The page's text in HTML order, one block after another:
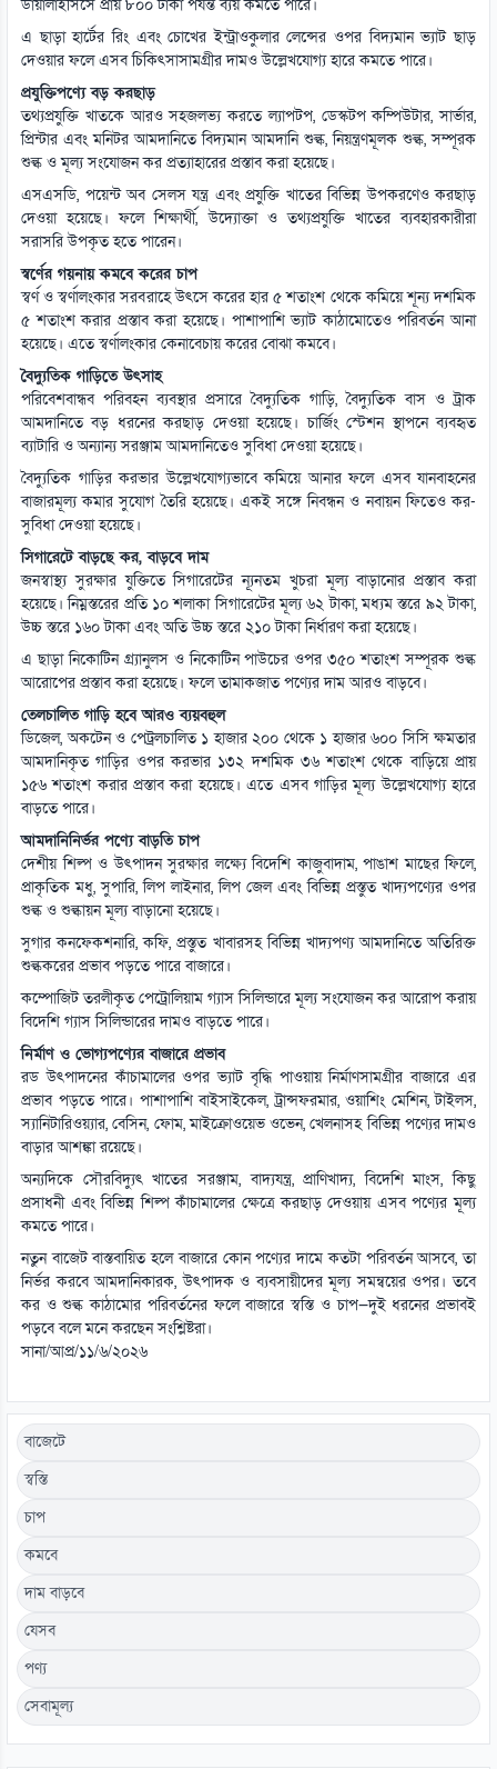
ডায়ালাইসিসে প্রায় ৮০০ টাকা পর্যন্ত ব্যয় কমতে পারে।
এ ছাড়া হার্টের রিং এবং চোখের ইন্ট্রাওকুলার লেন্সের ওপর বিদ্যমান ভ্যাট ছাড়
দেওয়ার ফলে এসব চিকিৎসাসামগ্রীর দামও উল্লেখযোগ্য হারে কমতে পারে।
প্রযুক্তিপণ্যে বড় করছাড়
তথ্যপ্রযুক্তি খাতকে আরও সহজলভ্য করতে ল্যাপটপ, ডেস্কটপ কম্পিউটার, সার্ভার,
প্রিন্টার এবং মনিটর আমদানিতে বিদ্যমান আমদানি শুল্ক, নিয়ন্ত্রণমূলক শুল্ক, সম্পূরক
শুল্ক ও মূল্য সংযোজন কর প্রত্যাহারের প্রস্তাব করা হয়েছে।
এসএসডি, পয়েন্ট অব সেলস যন্ত্র এবং প্রযুক্তি খাতের বিভিন্ন উপকরণেও করছাড়
দেওয়া হয়েছে। ফলে শিক্ষার্থী, উদ্যোক্তা ও তথ্যপ্রযুক্তি খাতের ব্যবহারকারীরা
সরাসরি উপকৃত হতে পারেন।
স্বর্ণের গয়নায় কমবে করের চাপ
স্বর্ণ ও স্বর্ণালংকার সরবরাহে উৎসে করের হার ৫ শতাংশ থেকে কমিয়ে শূন্য দশমিক
৫ শতাংশ করার প্রস্তাব করা হয়েছে। পাশাপাশি ভ্যাট কাঠামোতেও পরিবর্তন আনা
হয়েছে। এতে স্বর্ণালংকার কেনাবেচায় করের বোঝা কমবে।
বৈদ্যুতিক গাড়িতে উৎসাহ
পরিবেশবান্ধব পরিবহন ব্যবস্থার প্রসারে বৈদ্যুতিক গাড়ি, বৈদ্যুতিক বাস ও ট্রাক
আমদানিতে বড় ধরনের করছাড় দেওয়া হয়েছে। চার্জিং স্টেশন স্থাপনে ব্যবহৃত
ব্যাটারি ও অন্যান্য সরঞ্জাম আমদানিতেও সুবিধা দেওয়া হয়েছে।
বৈদ্যুতিক গাড়ির করভার উল্লেখযোগ্যভাবে কমিয়ে আনার ফলে এসব যানবাহনের
বাজারমূল্য কমার সুযোগ তৈরি হয়েছে। একই সঙ্গে নিবন্ধন ও নবায়ন ফিতেও কর-
সুবিধা দেওয়া হয়েছে।
সিগারেটে বাড়ছে কর, বাড়বে দাম
জনস্বাস্থ্য সুরক্ষার যুক্তিতে সিগারেটের ন্যূনতম খুচরা মূল্য বাড়ানোর প্রস্তাব করা
হয়েছে। নিম্নস্তরের প্রতি ১০ শলাকা সিগারেটের মূল্য ৬২ টাকা, মধ্যম স্তরে ৯২ টাকা,
উচ্চ স্তরে ১৬০ টাকা এবং অতি উচ্চ স্তরে ২১০ টাকা নির্ধারণ করা হয়েছে।
এ ছাড়া নিকোটিন গ্র্যানুলস ও নিকোটিন পাউচের ওপর ৩৫০ শতাংশ সম্পূরক শুল্ক
আরোপের প্রস্তাব করা হয়েছে। ফলে তামাকজাত পণ্যের দাম আরও বাড়বে।
তেলচালিত গাড়ি হবে আরও ব্যয়বহুল
ডিজেল, অকটেন ও পেট্রলচালিত ১ হাজার ২০০ থেকে ১ হাজার ৬০০ সিসি ক্ষমতার
আমদানিকৃত গাড়ির ওপর করভার ১৩২ দশমিক ৩৬ শতাংশ থেকে বাড়িয়ে প্রায়
১৫৬ শতাংশ করার প্রস্তাব করা হয়েছে। এতে এসব গাড়ির মূল্য উল্লেখযোগ্য হারে
বাড়তে পারে।
আমদানিনির্ভর পণ্যে বাড়তি চাপ
দেশীয় শিল্প ও উৎপাদন সুরক্ষার লক্ষ্যে বিদেশি কাজুবাদাম, পাঙাশ মাছের ফিলে,
প্রাকৃতিক মধু, সুপারি, লিপ লাইনার, লিপ জেল এবং বিভিন্ন প্রস্তুত খাদ্যপণ্যের ওপর
শুল্ক ও শুল্কায়ন মূল্য বাড়ানো হয়েছে।
সুগার কনফেকশনারি, কফি, প্রস্তুত খাবারসহ বিভিন্ন খাদ্যপণ্য আমদানিতে অতিরিক্ত
শুল্ককরের প্রভাব পড়তে পারে বাজারে।
কম্পোজিট তরলীকৃত পেট্রোলিয়াম গ্যাস সিলিন্ডারে মূল্য সংযোজন কর আরোপ করায়
বিদেশি গ্যাস সিলিন্ডারের দামও বাড়তে পারে।
নির্মাণ ও ভোগ্যপণ্যের বাজারে প্রভাব
রড উৎপাদনের কাঁচামালের ওপর ভ্যাট বৃদ্ধি পাওয়ায় নির্মাণসামগ্রীর বাজারে এর
প্রভাব পড়তে পারে। পাশাপাশি বাইসাইকেল, ট্রান্সফরমার, ওয়াশিং মেশিন, টাইলস,
স্যানিটারিওয়্যার, বেসিন, ফোম, মাইক্রোওয়েভ ওভেন, খেলনাসহ বিভিন্ন পণ্যের দামও
বাড়ার আশঙ্কা রয়েছে।
অন্যদিকে সৌরবিদ্যুৎ খাতের সরঞ্জাম, বাদ্যযন্ত্র, প্রাণিখাদ্য, বিদেশি মাংস, কিছু
প্রসাধনী এবং বিভিন্ন শিল্প কাঁচামালের ক্ষেত্রে করছাড় দেওয়ায় এসব পণ্যের মূল্য
কমতে পারে।
নতুন বাজেট বাস্তবায়িত হলে বাজারে কোন পণ্যের দামে কতটা পরিবর্তন আসবে, তা
নির্ভর করবে আমদানিকারক, উৎপাদক ও ব্যবসায়ীদের মূল্য সমন্বয়ের ওপর। তবে
কর ও শুল্ক কাঠামোর পরিবর্তনের ফলে বাজারে স্বস্তি ও চাপ—দুই ধরনের প্রভাবই
পড়বে বলে মনে করছেন সংশ্লিষ্টরা।
সানা/আপ্র/১১/৬/২০২৬
বাজেটে
স্বস্তি
চাপ
কমবে
দাম বাড়বে
যেসব
পণ্য
সেবামূল্য